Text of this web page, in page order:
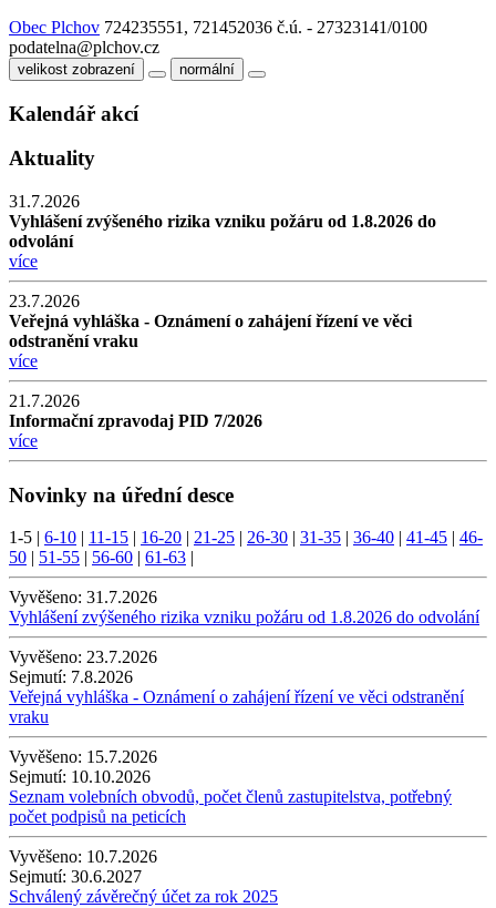
Obec Plchov 724235551, 721452036 č.ú. - 27323141/0100
podatelna@plchov.cz
velikost zobrazení normální
Kalendář akcí
Aktuality
31.7.2026
Vyhlášení zvýšeného rizika vzniku požáru od 1.8.2026 do
odvolání
více
23.7.2026
Veřejná vyhláška - Oznámení o zahájení řízení ve věci
odstranění vraku
více
21.7.2026
Informační zpravodaj PID 7/2026
více
Novinky na úřední desce
1-5 6-10 11-15 16-20 21-25 26-30 31-35 36-40 41-45
46-
50
51-55 56-60 61-63
Vyvěšeno: 31.7.2026
Vyhlášení zvýšeného rizika vzniku požáru od 1.8.2026 do odvolání
Vyvěšeno: 23.7.2026
Sejmutí: 7.8.2026
Veřejná vyhláška - Oznámení o zahájení řízení ve věci odstranění
vraku
Vyvěšeno: 15.7.2026
Sejmutí: 10.10.2026
Seznam volebních obvodů, počet členů zastupitelstva, potřebný
počet podpisů na peticích
Vyvěšeno: 10.7.2026
Sejmutí: 30.6.2027
Schválený závěrečný účet za rok 2025